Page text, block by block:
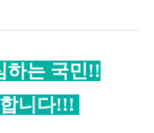
하는 국민!!
니다!!!